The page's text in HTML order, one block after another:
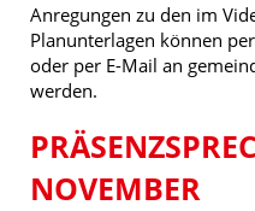
Anregungen zu den im
Planunterlagen können
oder per E-Mail an
werden.
NOVEMBER